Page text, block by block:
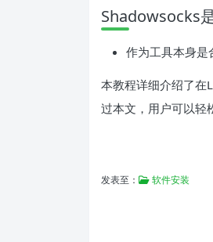
Shadowsocks
作为工具本身是
本教程详细介绍了在
过本文，用户可以轻
发表至： 软件安装